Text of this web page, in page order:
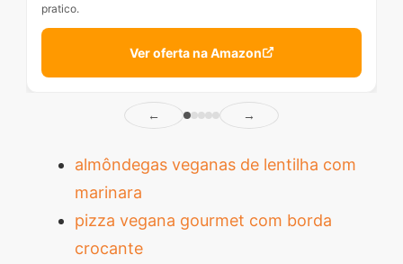
pratico.
Ver oferta na Amazon
← →
almôndegas veganas de lentilha com
marinara
pizza vegana gourmet com borda
crocante